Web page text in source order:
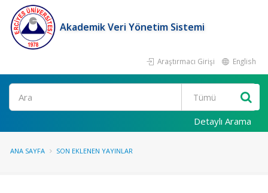
Akademik Veri Yönetim Sistemi
Araştırmacı Girişi English
Ara
Detaylı Arama
ANA SAYFA SON EKLENEN YAYINLAR